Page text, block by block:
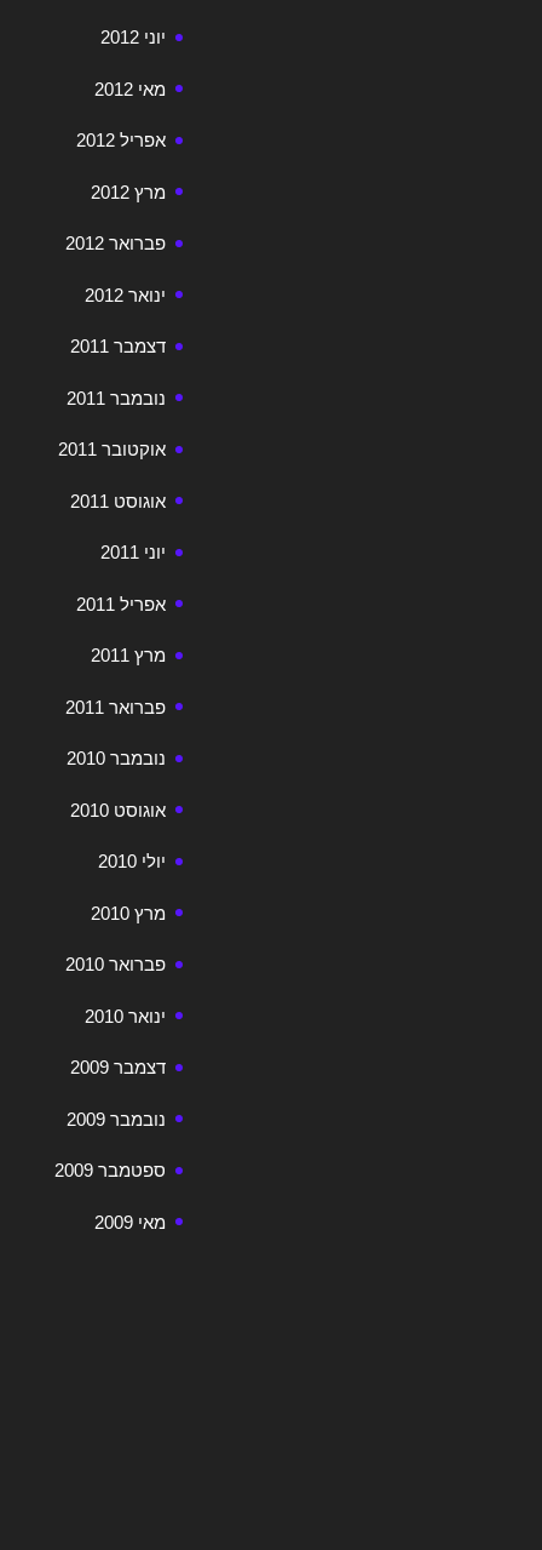
יוני 2012
מאי 2012
אפריל 2012
מרץ 2012
פברואר 2012
ינואר 2012
דצמבר 2011
נובמבר 2011
אוקטובר 2011
אוגוסט 2011
יוני 2011
אפריל 2011
מרץ 2011
פברואר 2011
נובמבר 2010
אוגוסט 2010
יולי 2010
מרץ 2010
פברואר 2010
ינואר 2010
דצמבר 2009
נובמבר 2009
ספטמבר 2009
מאי 2009